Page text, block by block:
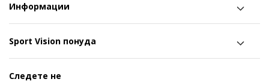
Информации
Sport Vision понуда
Следете не